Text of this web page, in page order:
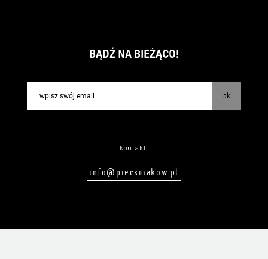
BĄDŹ NA BIEŻĄCO!
ok
kontakt:
info@piecsmakow.pl